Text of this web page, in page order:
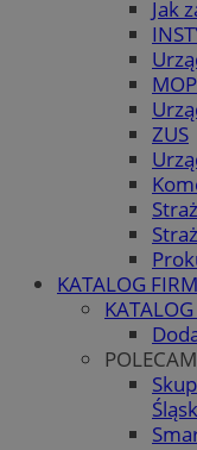
Jak
ZUS
KATALOG FIRM